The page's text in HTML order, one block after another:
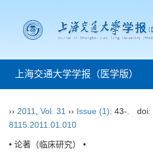
上海交通大学学报（医学版）
›› 2011 Vol. 31 ›› Issue (1): 43-. doi:
8115.2011.01.010
• 论著（临床研究） •